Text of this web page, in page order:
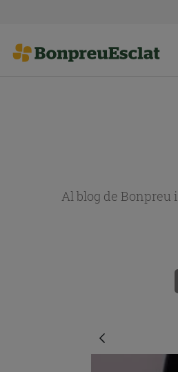
Al blog de Bonpreu